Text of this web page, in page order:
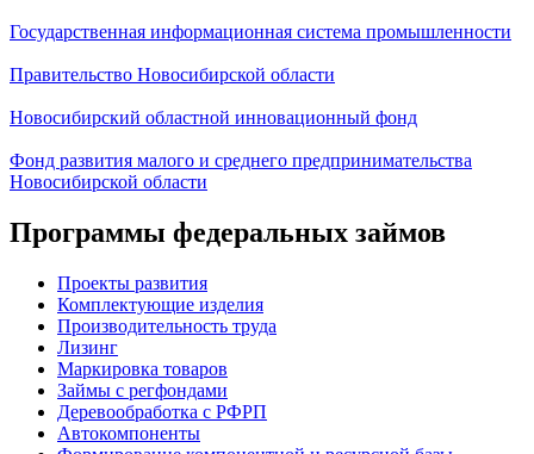
Государственная информационная система промышленности
Правительство Новосибирской области
Новосибирский областной инновационный фонд
Фонд развития малого и среднего предпринимательства
Новосибирской области
Программы федеральных займов
Проекты развития
Комплектующие изделия
Производительность труда
Лизинг
Маркировка товаров
Займы с регфондами
Деревообработка с РФРП
Автокомпоненты